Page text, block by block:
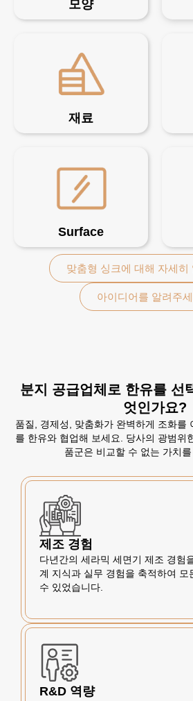
모양
재료
Surface
맞춤형 싱크에 대해 자세히
아이디어를 알려주
분지 공급업체로 한유를 선
엇인가요?
품질, 경제성, 맞춤화가 완벽하게 조화를
를 한유와 협업해 보세요. 당사의 광범위
품군은 비교할 수 없는 가치를
제조 경험
다년간의 세라믹 세면기 제조 경험
계 지식과 실무 경험을 축적하여 모
수 있었습니다.
R&D 역량